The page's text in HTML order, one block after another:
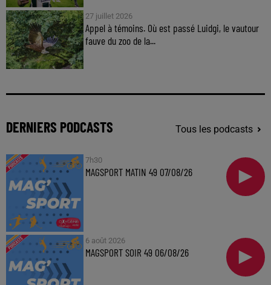
27 juillet 2026
Appel à témoins. Où est passé Luidgi, le vautour
fauve du zoo de la...
DERNIERS PODCASTS Tous les podcasts
7h30
MAGSPORT MATIN 49 07/08/26
6 août 2026
MAGSPORT SOIR 49 06/08/26